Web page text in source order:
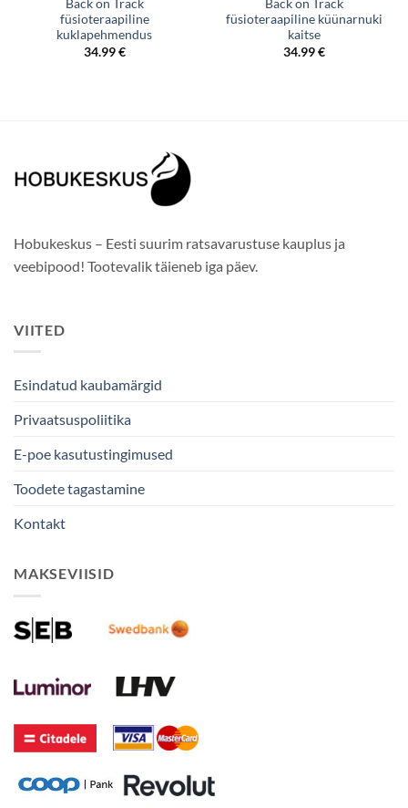
Back on Track
füsioteraapiline
kuklapehmendus
34.99€
Back on Track
füsioteraapiline küünarnuki
kaitse
34.99€
Hobukeskus – Eesti suurim ratsavarustuse kauplus ja
veebipood! Tootevalik täieneb iga päev.
VIITED
Esindatud kaubamärgid
Privaatsuspoliitika
E-poe kasutustingimused
Toodete tagastamine
Kontakt
MAKSEVIISID